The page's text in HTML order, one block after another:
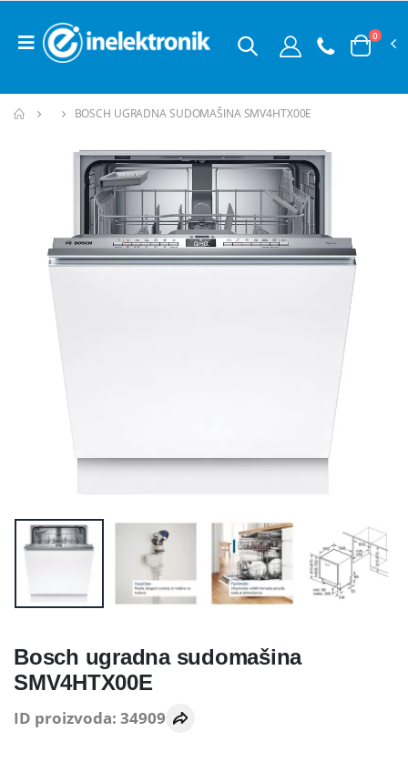
0
BOSCH UGRADNA SUDOMAŠINA SMV4HTX00E
Bosch ugradna sudomašina
SMV4HTX00E
ID proizvoda: 34909